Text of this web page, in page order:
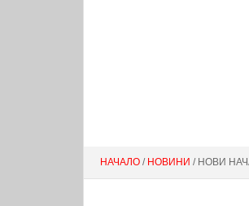
НАЧАЛО / НОВИНИ / НОВИ